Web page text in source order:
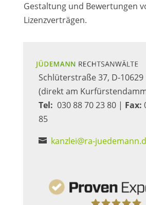
Gestaltung und Bewertungen
Lizenzverträgen.
Schlüterstraße 37, D-10629
(direkt am
Tel: 030 88 70 23 80 | Fax:
85
kanzlei@ra-